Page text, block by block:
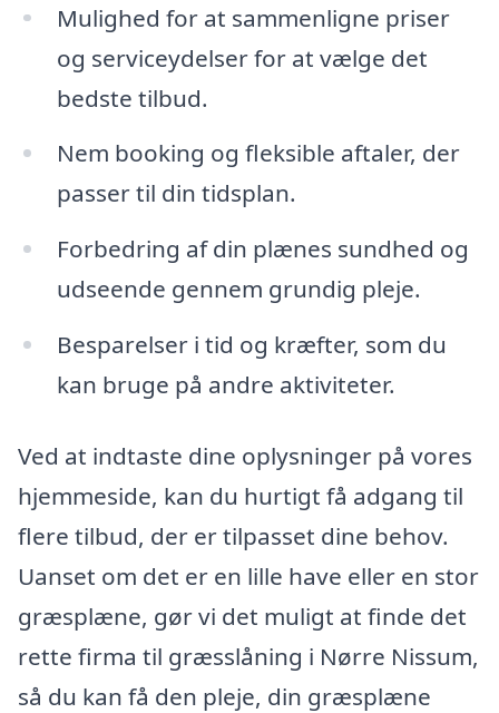
Mulighed for at sammenligne priser
og serviceydelser for at vælge det
bedste tilbud.
Nem booking og fleksible aftaler, der
passer til din tidsplan.
Forbedring af din plænes sundhed og
udseende gennem grundig pleje.
Besparelser i tid og kræfter, som du
kan bruge på andre aktiviteter.
Ved at indtaste dine oplysninger på vores
hjemmeside, kan du hurtigt få adgang til
flere tilbud, der er tilpasset dine behov.
Uanset om det er en lille have eller en stor
græsplæne, gør vi det muligt at finde det
rette firma til græsslåning i Nørre Nissum,
så du kan få den pleje, din græsplæne